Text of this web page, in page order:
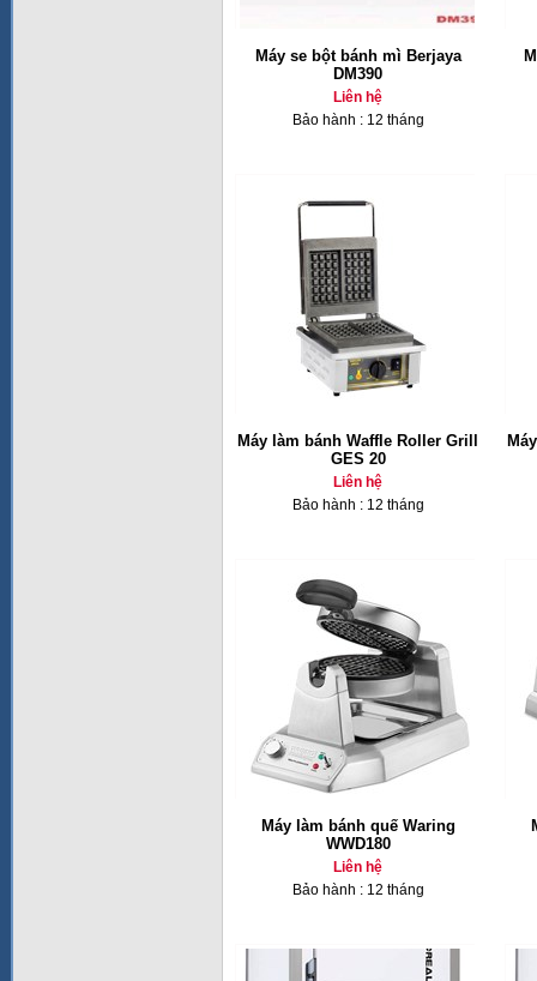
Máy se bột bánh mì Berjaya
DM390
Liên hệ
Bảo hành : 12 tháng
Máy làm bánh Waffle Roller Grill
GES 20
Liên hệ
Bảo hành : 12 tháng
Máy làm bánh quế Waring
WWD180
Liên hệ
Bảo hành : 12 tháng